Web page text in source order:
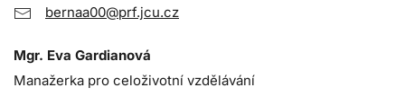
bernaa00@prf.jcu.cz
Mgr. Eva Gardianová
Manažerka pro celoživotní vzdělávání